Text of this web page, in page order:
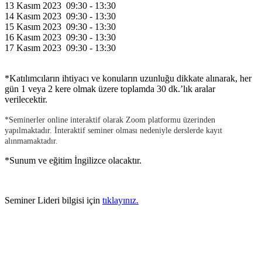
13 Kasım 2023 09:30 - 13:30
14 Kasım 2023 09:30 - 13:30
15 Kasım 2023 09:30 - 13:30
16 Kasım 2023 09:30 - 13:30
17 Kasım 2023 09:30 - 13:30
*Katılımcıların ihtiyacı ve konuların uzunluğu dikkate alınarak, her
gün 1 veya 2 kere olmak üzere toplamda 30 dk.’lık aralar
verilecektir.
*Seminerler online interaktif olarak Zoom platformu üzerinden
yapılmaktadır. İnteraktif seminer olması nedeniyle derslerde kayıt
alınmamaktadır.
*Sunum ve eğitim İngilizce olacaktır.
Seminer Lideri bilgisi için tıklayınız.